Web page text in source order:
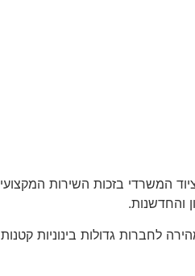
המשרדי בזכות השירות המקצועי
והחדשנות.
לחברות גדולות בינוניות קטנות